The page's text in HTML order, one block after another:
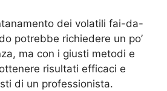
dei volatili fai-da-
potrebbe richiedere un po’
ma con i giusti metodi e
risultati efficaci e
di un professionista.